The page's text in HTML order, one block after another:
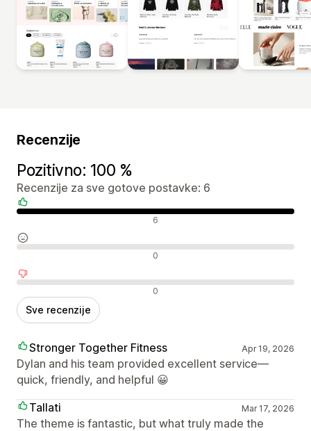
Recenzije
Pozitivno: 100 %
Recenzije za sve gotove postavke: 6
Pozitivne recenzije 6
Neutralne recenzije 0
Negativne recenzije 0
Sve recenzije
Stronger Together Fitness Apr 19, 2026
Dylan and his team provided excellent service—
quick, friendly, and helpful 😀
Tallati
Mar 17, 2026
The theme is fantastic, but what truly made the